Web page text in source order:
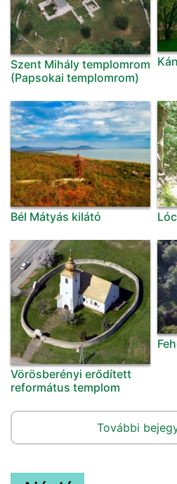
Szent Mihály templomrom
(Papsokai templomrom)
Bél Mátyás kilátó
Vörösberényi erődített
református templom
További